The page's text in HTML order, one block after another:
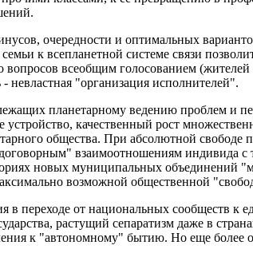
очередности и оптимальных
к всепланетной системе связи
всеобщим голосованием
невластная "организация исполнителей".
планетарному ведению проблем и
устройство, качественный рост
общества. При абсолютной свободе
взаимоотношениям индивида
новых муниципальных
возможной общественной
переходе от национальных сообществ к
растущий сепаратизм даже в
к "автономному" бытию. Но еще более